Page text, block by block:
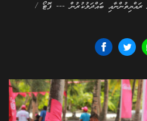
ބަައްދަލުކުރުން --- ފޮޓޯ /